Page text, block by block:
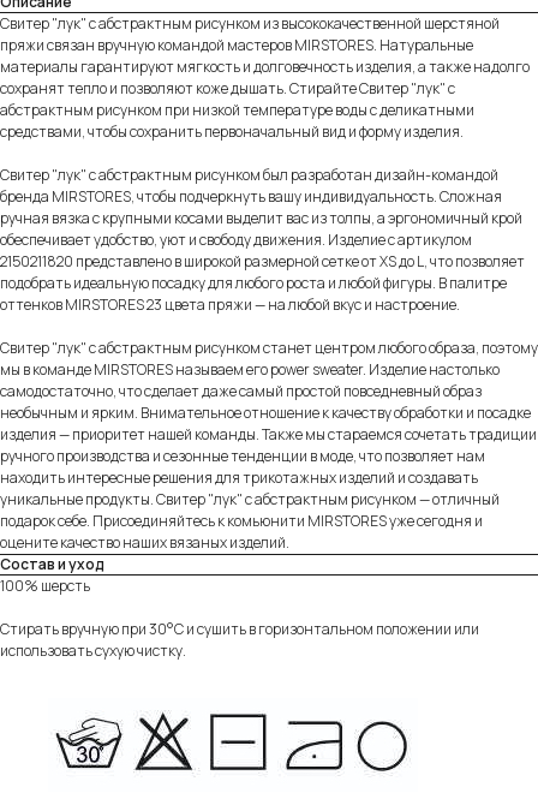
Свитер "лук" с абстрактным рисунком из высококачественной шерстяной
пряжи связан вручную командой мастеров MIRSTORES. Натуральные
материалы гарантируют мягкость и долговечность изделия, а также надолго
сохранят тепло и позволяют коже дышать. Стирайте Свитер "лук" с
абстрактным рисунком при низкой температуре воды с деликатными
средствами, чтобы сохранить первоначальный вид и форму изделия.
Свитер "лук" с абстрактным рисунком был разработан дизайн-командой
бренда MIRSTORES, чтобы подчеркнуть вашу индивидуальность. Сложная
ручная вязка с крупными косами выделит вас из толпы, а эргономичный крой
обеспечивает удобство, уют и свободу движения. Изделие с артикулом
2150211820 представлено в широкой размерной сетке от XS до L, что позволяет
подобрать идеальную посадку для любого роста и любой фигуры. В палитре
оттенков MIRSTORES 23 цвета пряжи — на любой вкус и настроение.
Свитер "лук" с абстрактным рисунком станет центром любого образа, поэтому
мы в команде MIRSTORES называем его power sweater. Изделие настолько
самодостаточно, что сделает даже самый простой повседневный образ
необычным и ярким. Внимательное отношение к качеству обработки и посадке
изделия — приоритет нашей команды. Также мы стараемся сочетать традиции
ручного производства и сезонные тенденции в моде, что позволяет нам
находить интересные решения для трикотажных изделий и создавать
уникальные продукты. Свитер "лук" с абстрактным рисунком — отличный
подарок себе. Присоединяйтесь к комьюнити MIRSTORES уже сегодня и
оцените качество наших вязаных изделий.
Состав и уход
100% шерсть
Стирать вручную при 30°C и сушить в горизонтальном положении или
использовать сухую чистку.